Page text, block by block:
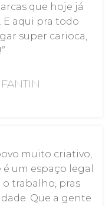
que hoje já
E aqui pra todo
super carioca,
muito criativo,
um espaço legal
o trabalho, pras
Que a gente